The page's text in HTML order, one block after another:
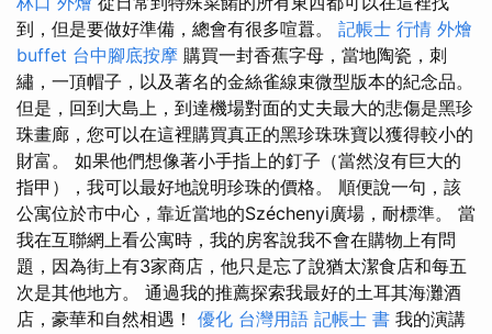
到，但是要做好準備，總會有很多喧囂。 記帳士 行情 外燴
buffet 台中腳底按摩 購買一封香蕉字母，當地陶瓷，刺
繡，一頂帽子，以及著名的金絲雀線束微型版本的紀念品。
但是，回到大島上，到達機場對面的丈夫最大的悲傷是黑珍
珠畫廊，您可以在這裡購買真正的黑珍珠珠寶以獲得較小的
財富。 如果他們想像著小手指上的釘子（當然沒有巨大的
指甲），我可以最好地說明珍珠的價格。 順便說一句，該
公寓位於市中心，靠近當地的Széchenyi廣場，耐標準。 當
我在互聯網上看公寓時，我的房客說我不會在購物上有問
題，因為街上有3家商店，他只是忘了說猶太潔食店和每五
次是其他地方。 通過我的推薦探索我最好的土耳其海灘酒
店，豪華和自然相遇！ 優化 台灣用語 記帳士 書 我的演講